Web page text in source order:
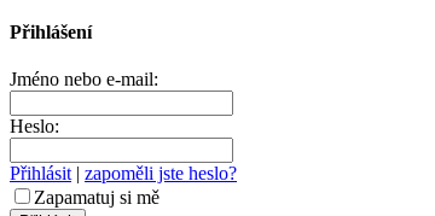
Přihlášení
Jméno nebo e-mail:
Heslo:
Přihlásit | zapoměli jste heslo?
Zapamatuj si mě